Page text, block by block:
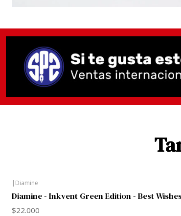
| Diamine
Diamine - Inkvent Green Edition - Best
$22.000